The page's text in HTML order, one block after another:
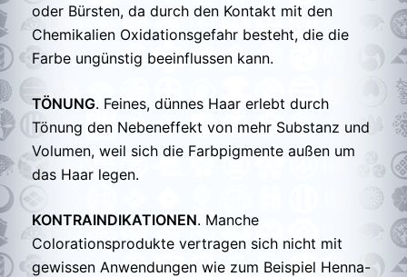
oder Bürsten, da durch den Kontakt mit den
Chemikalien Oxidationsgefahr besteht, die die
Farbe ungünstig beeinflussen kann.
TÖNUNG. Feines, dünnes Haar erlebt durch
Tönung den Nebeneffekt von mehr Substanz und
Volumen, weil sich die Farbpigmente außen um
das Haar legen.
KONTRAINDIKATIONEN. Manche
Colorationsprodukte vertragen sich nicht mit
gewissen Anwendungen wie zum Beispiel Henna-